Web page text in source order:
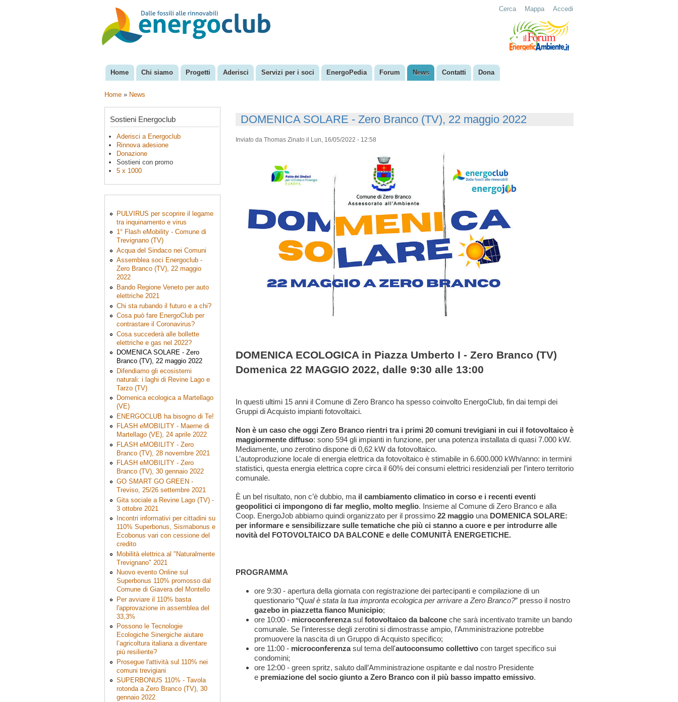
EnergoClub
per la
riconversione
del sistema
Menu principale
Home Chi siamo Progetti Aderisci Servizi per i soci EnergoPedia Forum News Contatti Dona
Cerca Mappa Accedi
Home » News
Sostieni Energoclub
Aderisci a Energoclub
Rinnova adesione
Donazione
Sostieni con promo
5 x 1000
PULVIRUS per scoprire il legame
tra inquinamento e virus
1° Flash eMobility - Comune di
Trevignano (TV)
Acqua del Sindaco nei Comuni
Assemblea soci Energoclub -
Zero Branco (TV), 22 maggio
2022
Bando Regione Veneto per auto
elettriche 2021
Chi sta rubando il futuro e a chi?
Cosa può fare EnergoClub per
contrastare il Coronavirus?
Cosa succederà alle bollette
elettriche e gas nel 2022?
DOMENICA SOLARE - Zero
Branco (TV), 22 maggio 2022
Difendiamo gli ecosistemi
naturali: i laghi di Revine Lago e
Tarzo (TV)
Domenica ecologica a Martellago
(VE)
ENERGOCLUB ha bisogno di Te!
FLASH eMOBILITY - Maerne di
Martellago (VE), 24 aprile 2022
FLASH eMOBILITY - Zero
Branco (TV), 28 novembre 2021
FLASH eMOBILITY - Zero
Branco (TV), 30 gennaio 2022
GO SMART GO GREEN -
Treviso, 25/26 settembre 2021
Gita sociale a Revine Lago (TV) -
3 ottobre 2021
Incontri informativi per cittadini su
110% Superbonus, Sismabonus e
Ecobonus vari con cessione del
credito
Mobilità elettrica al "Naturalmente
Trevignano" 2021
Nuovo evento Online sul
Superbonus 110% promosso dal
Comune di Giavera del Montello
Per avviare il 110% basta
l'approvazione in assemblea del
33,3%
Possono le Tecnologie
Ecologiche Sinergiche aiutare
l’agricoltura italiana a diventare
più resiliente?
Prosegue l'attività sul 110% nei
comuni trevigiani
SUPERBONUS 110% - Tavola
rotonda a Zero Branco (TV), 30
gennaio 2022
DOMENICA SOLARE - Zero Branco (TV), 22 maggio 2022
Inviato da Thomas Zinato il Lun, 16/05/2022 - 12:58
DOMENICA ECOLOGICA in Piazza Umberto I - Zero Branco (TV)
Domenica 22 MAGGIO 2022, dalle 9:30 alle 13:00
In questi ultimi 15 anni il Comune di Zero Branco ha spesso coinvolto EnergoClub, fin dai tempi dei
Gruppi di Acquisto impianti fotovoltaici.
Non è un caso che oggi Zero Branco rientri tra i primi 20 comuni trevigiani in cui il fotovoltaico è
maggiormente diffuso: sono 594 gli impianti in funzione, per una potenza installata di quasi 7.000 kW.
Mediamente, uno zerotino dispone di 0,62 kW da fotovoltaico.
L’autoproduzione locale di energia elettrica da fotovoltaico è stimabile in 6.600.000 kWh/anno: in termini
statistici, questa energia elettrica copre circa il 60% dei consumi elettrici residenziali per l’intero territorio
comunale.
È un bel risultato, non c’è dubbio, ma il cambiamento climatico in corso e i recenti eventi
geopolitici ci impongono di far meglio, molto meglio. Insieme al Comune di Zero Branco e alla
Coop. EnergoJob abbiamo quindi organizzato per il prossimo 22 maggio una DOMENICA SOLARE:
per informare e sensibilizzare sulle tematiche che più ci stanno a cuore e per introdurre alle
novità del FOTOVOLTAICO DA BALCONE e delle COMUNITÀ ENERGETICHE.
PROGRAMMA
ore 9:30 - apertura della giornata con registrazione dei partecipanti e compilazione di un
questionario “Qual è stata la tua impronta ecologica per arrivare a Zero Branco?” presso il nostro
gazebo in piazzetta fianco Municipio;
ore 10:00 - microconferenzasulfotovoltaico da balconeche sarà incentivato tramite un bando
comunale. Se l’interesse degli zerotini si dimostrasse ampio, l’Amministrazione potrebbe
promuovere la nascita di un Gruppo di Acquisto specifico;
ore 11:00 - microconferenzasul tema dell'autoconsumo collettivo con target specifico sui
condomini;
ore 12:00 - green spritz, saluto dall’Amministrazione ospitante e dal nostro Presidente
e premiazione del socio giunto a Zero Branco con il più basso impatto emissivo.